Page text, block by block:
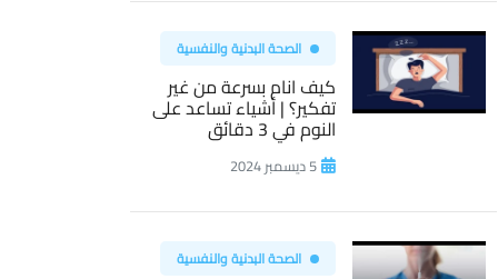
الصحة البدنية والنفسية
كيف انام بسرعة من غير
تفكير؟ | أشياء تساعد على
النوم في 3 دقائق
5 ديسمبر 2024
الصحة البدنية والنفسية